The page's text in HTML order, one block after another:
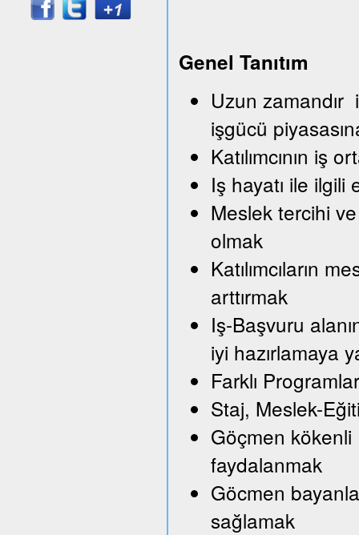
Genel Tanıtım
Uzun zamandır
işgücü
Katılımcının iş
Iş hayatı ile
Meslek tercihi
olmak
Katılımcıların
arttırmak
Iş-Başvuru
iyi hazırlamaya
Farklı
Staj, Meslek-
Göçmen kökenli
faydalanmak
Göcmen
sağlamak